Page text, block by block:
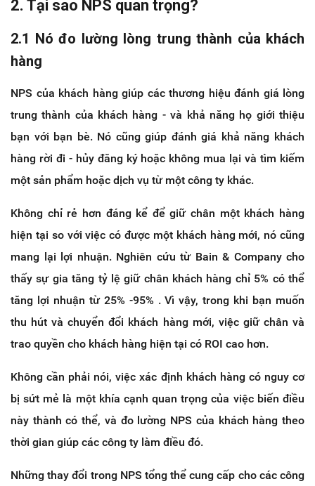
2. Tại sao NPS quan trọng?
2.1 Nó đo lường lòng trung thành của khách
hàng
NPS của khách hàng giúp các thương hiệu đánh giá lòng
trung thành của khách hàng - và khả năng họ giới thiệu
bạn với bạn bè. Nó cũng giúp đánh giá khả năng khách
hàng rời đi - hủy đăng ký hoặc không mua lại và tìm kiếm
một sản phẩm hoặc dịch vụ từ một công ty khác.
Không chỉ rẻ hơn đáng kể để giữ chân một khách hàng
hiện tại so với việc có được một khách hàng mới, nó cũng
mang lại lợi nhuận. Nghiên cứu từ Bain & Company cho
thấy sự gia tăng tỷ lệ giữ chân khách hàng chỉ 5% có thể
tăng lợi nhuận từ 25% -95% . Vì vậy, trong khi bạn muốn
thu hút và chuyển đổi khách hàng mới, việc giữ chân và
trao quyền cho khách hàng hiện tại có ROI cao hơn.
Không cần phải nói, việc xác định khách hàng có nguy cơ
bị sứt mẻ là một khía cạnh quan trọng của việc biến điều
này thành có thể, và đo lường NPS của khách hàng theo
thời gian giúp các công ty làm điều đó.
Những thay đổi trong NPS tổng thể cung cấp cho các công